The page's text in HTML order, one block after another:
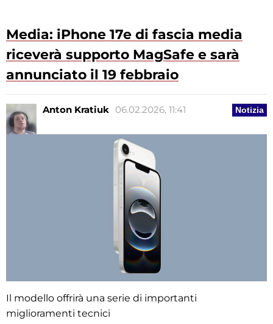
Media: iPhone 17e di fascia media
riceverà supporto MagSafe e sarà
annunciato il 19 febbraio
Notizia
Anton Kratiuk 06.02.2026, 11:41
Il modello offrirà una serie di importanti
miglioramenti tecnici